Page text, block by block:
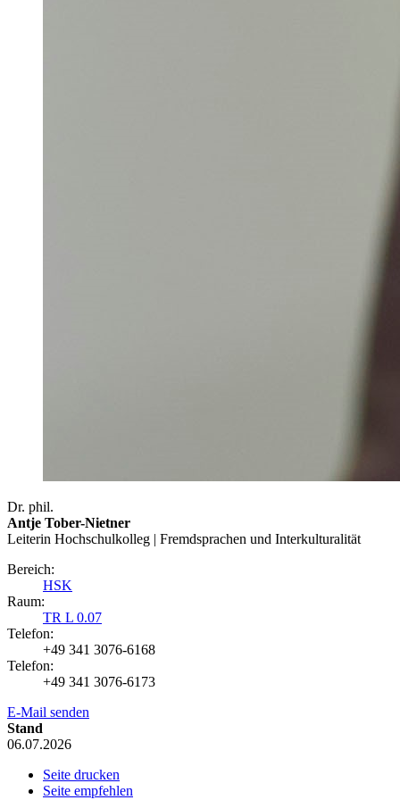
Dr. phil.
Antje Tober-Nietner
Leiterin Hochschulkolleg | Fremdsprachen und Interkulturalität
Bereich:
HSK
Raum:
TR L 0.07
Telefon:
+49 341 3076-6168
Telefon:
+49 341 3076-6173
E-Mail senden
Stand
06.07.2026
Seite drucken
Seite empfehlen